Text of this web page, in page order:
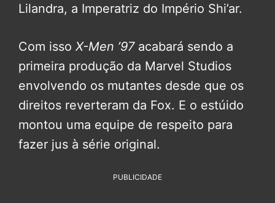
Lilandra, a Imperatriz do Império Shi’ar.
Com isso X-Men ’97acabará sendo a
primeira produção da Marvel Studios
envolvendo os mutantes desde que os
direitos reverteram da Fox. E o estúido
montou uma equipe de respeito para
fazer jus à série original.
PUBLICIDADE